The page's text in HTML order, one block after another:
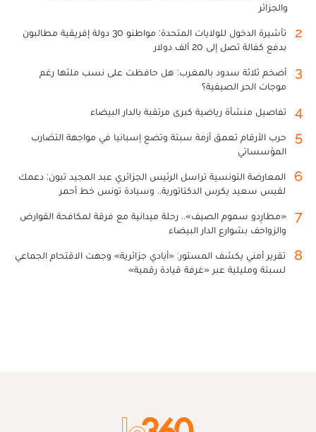
والجزائر
2
تأشيرة الدخول للولايات المتحدة: مواطنو 30 دولة إفريقية مطالبون
بدفع كفالة تصل إلى 20 ألف دولار
3
أضخم ثلاثة سدود بالمغرب: هل حافظت على نسب ملئها رغم
موجات الحر الصيفية؟
4 تفاصيل منشأة رياضية كبرى مرتقبة بالدار البيضاء
5
حرب الأرقام تعمق أزمة سبتة وتضع إسبانيا في مواجهة التضارب
المؤسساتي
6
المعارضة التونسية تراسل الرئيس الجزائري عبد المجيد تبون: دعمك
لقيس سعيد يكرس الدكتاتورية.. وسيادة تونس خط أحمر
7
«مطارِدو سموم الصيف».. رحلة ميدانية مع فرقة لمكافحة القوارض
والزواحف بشوارع الدار البيضاء
8
تقرير أمني يكشف المستور: «أيادي جزائرية» وجهت الاقتحام الجماعي
لسبتة ومليلية عبر «غرفة قيادة رقمية»